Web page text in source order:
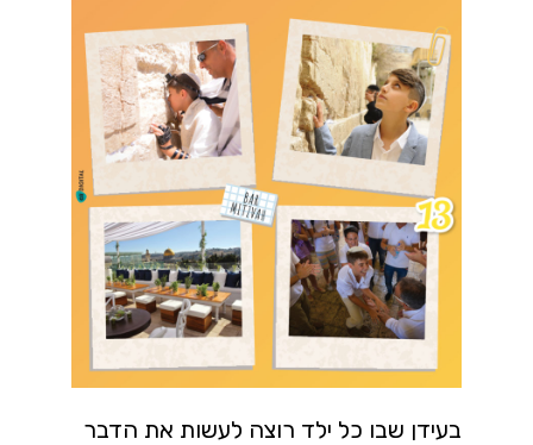
בעידן שבו כל ילד רוצה לעשות את הדבר